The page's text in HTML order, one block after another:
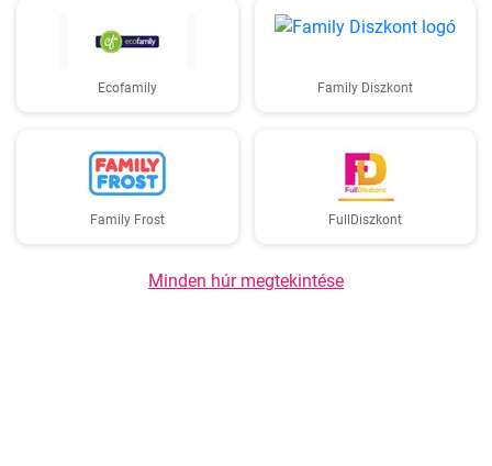
Ecofamily Family Diszkont
Family Frost FullDiszkont
Minden húr megtekintése